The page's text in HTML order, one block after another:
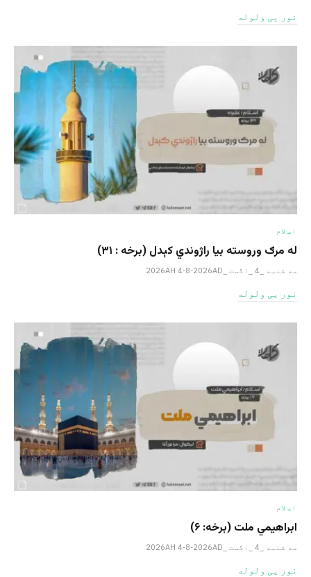
نور یی ولوله
اسلام
له مرګ وروسته بیا راژوندي کېدل (برخه : ۳۱)
سه شنبه _4 _اگست _2026AH 4-8-2026AD
نور یی ولوله
اسلام
ابراهيمي ملت (برخه: ۶)
سه شنبه _4 _اگست _2026AH 4-8-2026AD
نور یی ولوله